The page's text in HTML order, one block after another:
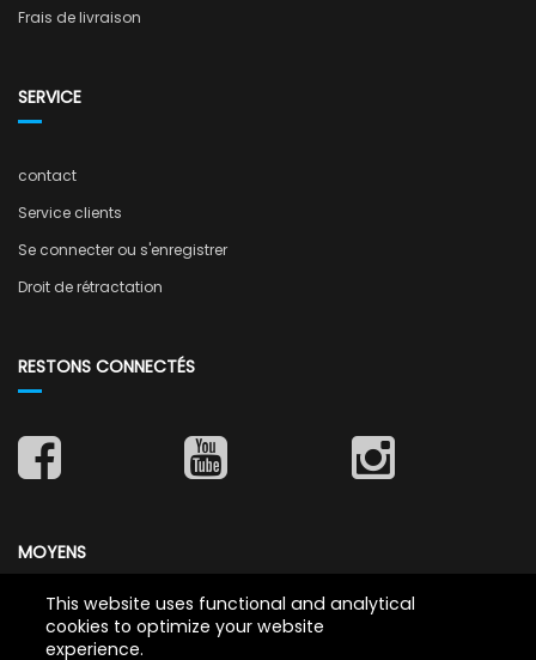
Frais de livraison
SERVICE
contact
Service clients
Se connecter ou s'enregistrer
Droit de rétractation
RESTONS CONNECTÉS
MOYENS
This website uses functional and analytical
cookies to optimize your website
experience.